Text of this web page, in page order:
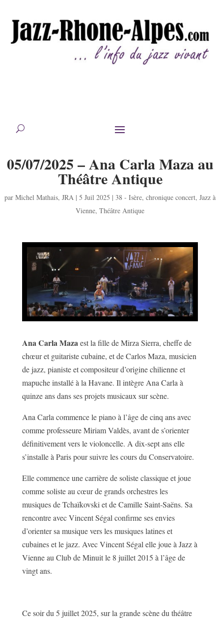
05/07/2025 – Ana Carla Maza au
Théâtre Antique
par Michel Mathais, JRA | 5 Juil 2025 | 38 - Isère, chronique concert, Jazz à
Vienne, Théâtre Antique
Ana Carla Maza est la fille de Mirza Sierra, cheffe de
chœur et guitariste cubaine, et de Carlos Maza, musicien
de jazz, pianiste et compositeur d’origine chilienne et
mapuche installé à la Havane. Il intègre Ana Carla à
quinze ans dans ses projets musicaux sur scène.
Ana Carla commence le piano à l’âge de cinq ans avec
comme professeure Miriam Valdès, avant de s’orienter
définitivement vers le violoncelle. A dix-sept ans elle
s’installe à Paris pour suivre les cours du Conservatoire.
Elle commence une carrière de soliste classique et joue
comme soliste au cœur de grands orchestres les
musiques de Tchaïkovski et de Camille Saint-Saëns. Sa
rencontre avec Vincent Ségal confirme ses envies
d’orienter sa musique vers les musiques latines et
cubaines et le jazz. Avec Vincent Ségal elle joue à Jazz à
Vienne au Club de Minuit le 8 juillet 2015 à l’âge de
vingt ans.
Ce soir du 5 juillet 2025, sur la grande scène du théâtre